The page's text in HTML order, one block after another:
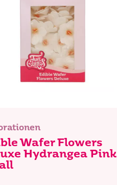
Wafer Flowers
Hydrangea Pink